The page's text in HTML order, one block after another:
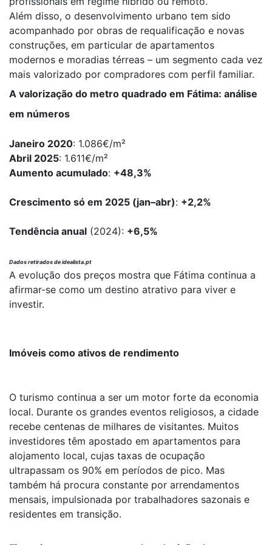
Além disso, o desenvolvimento urbano tem sido
acompanhado por obras de requalificação e novas
construções, em particular de apartamentos
modernos e moradias térreas – um segmento cada vez
mais valorizado por compradores com perfil familiar.
A valorização do metro quadrado em Fátima: análise
em números
Janeiro 2020: 1.086€/m²
Abril 2025: 1.611€/m²
Aumento acumulado: +48,3%
Crescimento só em 2025 (jan–abr): +2,2%
Tendência anual (2024): +6,5%
Dados retirados de idealista.pt
A evolução dos preços mostra que Fátima continua a
afirmar-se como um destino atrativo para viver e
investir.
Imóveis como ativos de rendimento
O turismo continua a ser um motor forte da economia
local. Durante os grandes eventos religiosos, a cidade
recebe centenas de milhares de visitantes. Muitos
investidores têm apostado em apartamentos para
alojamento local, cujas taxas de ocupação
ultrapassam os 90% em períodos de pico. Mas
também há procura constante por arrendamentos
mensais, impulsionada por trabalhadores sazonais e
residentes em transição.